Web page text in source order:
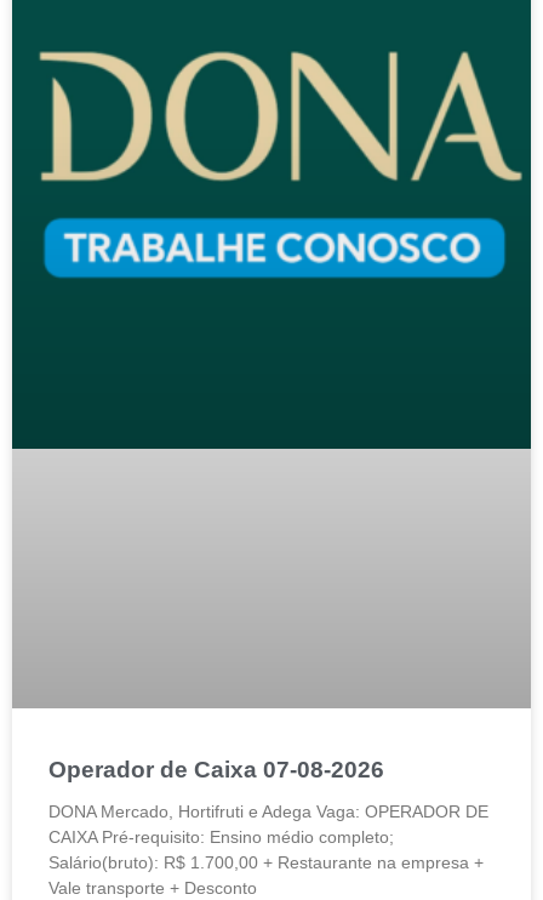
Operador de Caixa 07-08-2026
DONA Mercado, Hortifruti e Adega Vaga: OPERADOR DE
CAIXA Pré-requisito: Ensino médio completo;
Salário(bruto): R$ 1.700,00 + Restaurante na empresa +
Vale transporte + Desconto